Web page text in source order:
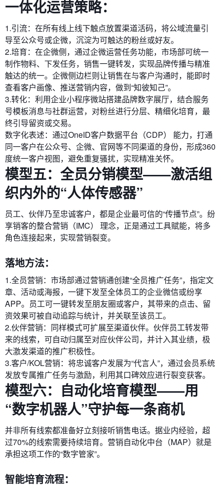
一体化运营策略：
1.引流：在所有线上线下触点放置渠道活码，将公域流量引
导至公众号或企微，沉淀为可触达的粉丝或好友。
2.培育：在企微侧，通过企微运营任务功能，市场部可统一
制作物料、下发任务，销售一键转发，实现品牌传播与精准
触达的统一。企微侧边栏则让销售在与客户沟通时，能即时
查看客户画像、推送营销内容，做到“知彼知己”。
3.转化：利用企业小程序微站搭建品牌数字展厅，结合服务
号模板消息与社群运营，对粉丝进行分层、精细化培育，最
终引导留资或交易。
数字化表述：通过OneID客户数据平台（CDP）​ 能力，打通
同一客户在公众号、企微、官网等不同渠道的身份，形成360
度统一客户视图，避免重复骚扰，实现精准关怀。
模型五：全员分销模型——激活组
织内外的“人体传感器”
员工、伙伴乃至忠诚客户，都是企业最可信的“传播节点”。纷
享销客的整合营销（IMC）​ 理念，正是通过工具赋能，将多
角色连接起来，实现营销裂变。
落地方法：
1.全员营销：市场部通过营销通创建“全员推广任务”，指定文
章、活动或海报，一键下发至全体员工的企业微信或纷享
APP。员工可一键转发至朋友圈或客户，其带来的点击、留
资效果可被自动追踪与统计，并关联至该员工。
2.伙伴营销：同样模式可扩展至渠道伙伴。伙伴员工转发带
来的线索，可自动归属至对应伙伴公司，并计入其业绩，极
大激发渠道的推广积极性。
3.客户/KOL营销：将忠诚客户发展为“代言人”，通过会员系统
发放专属推广任务与激励，利用其口碑效应进行裂变获客。
模型六：自动化培育模型——用
“数字机器人”守护每一条商机
并非所有线索都准备好立刻接听销售电话。据业内经验，超
过70%的线索需要持续培育。营销自动化中台（MAP）就是
承担这项工作的“数字管家”。
智能培育流程：